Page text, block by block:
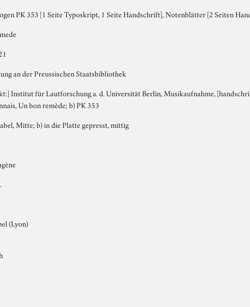
PK 353 [1 Seite Typoskript, 1 Seite Handschrift], Notenblätter [2 Seiten
an der Preussischen Staatsbibliothek
Institut für Lautforschung a. d. Universität Berlin, Musikaufnahme,
Un bon remède; b) PK 353
Mitte; b) in die Platte gepresst, mittig
(Lyon)